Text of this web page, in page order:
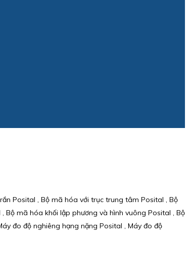
Posital , Bộ mã hóa với trục trung tâm Posital , Bộ
mã hóa khối lập phương và hình vuông Posital , Bộ
đo độ nghiêng hạng nặng Posital , Máy đo độ